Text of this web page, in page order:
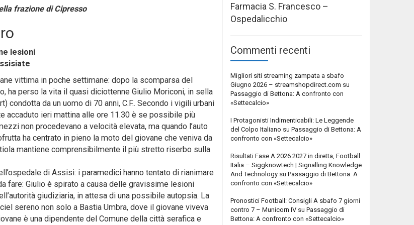
frazione di Cipresso
lesioni
vittima in poche settimane: dopo la scomparsa del
ha perso la vita il quasi diciottenne Giulio Moriconi, in sella
condotta da un uomo di 70 anni, C.F.. Secondo i vigili urbani
accaduto ieri mattina alle ore 11.30 è se possibile più
non procedevano a velocità elevata, ma quando l’auto
ha centrato in pieno la moto del giovane che veniva da
mantiene comprensibilmente il più stretto riserbo sulla
di Assisi: i paramedici hanno tentato di rianimare
fare: Giulio è spirato a causa delle gravissime lesioni
giudiziaria, in attesa di una possibile autopsia. La
sereno non solo a Bastia Umbra, dove il giovane viveva
è una dipendente del Comune della città serafica e
Farmacia S. Francesco –
Ospedalicchio
Commenti recenti
Migliori siti streaming zampata a sbafo
Giugno 2026 – streamshopdirect.com su
Passaggio di Bettona: A confronto con
«Settecalcio»
I Protagonisti Indimenticabili: Le Leggende
del Colpo Italiano su Passaggio di Bettona: A
confronto con «Settecalcio»
Risultati Fase A 2026 2027 in diretta, Football
Italia – Siggknowtech | Signalling Knowledge
And Technology su Passaggio di Bettona: A
confronto con «Settecalcio»
Pronostici Football: Consigli A sbafo 7 giorni
contro 7 – Municorn IV su Passaggio di
Bettona: A confronto con «Settecalcio»